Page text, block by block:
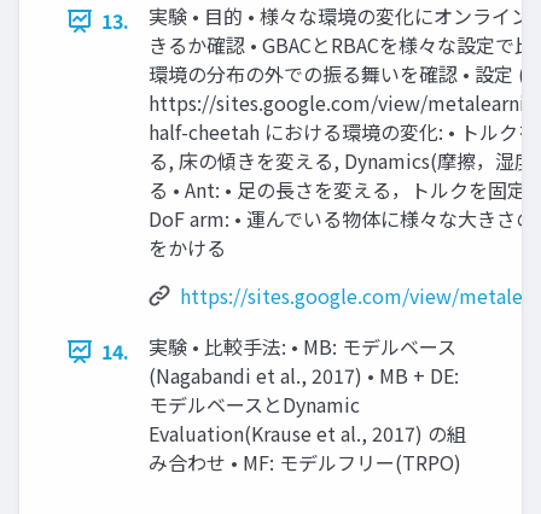
13.
実験 • 目的 • 様々な環境の変化にオンライン
きるか確認 • GBACとRBACを様々な設定で比
環境の分布の外での振る舞いを確認 • 設定 (
https://sites.google.com/view/
half-cheetah における環境の変化: • トルク
る, 床の傾きを変える, Dynamics(摩擦，湿度
る • Ant: • 足の長さを変える，トルクを固定
DoF arm: • 運んでいる物体に様々な大きさ
をかける
https://sites.google.com/view/
14.
実験 • 比較手法: • MB: モデルベース
(Nagabandi et al., 2017) • MB + DE:
モデルベースとDynamic
Evaluation(Krause et al., 2017) の組
み合わせ • MF: モデルフリー(TRPO)